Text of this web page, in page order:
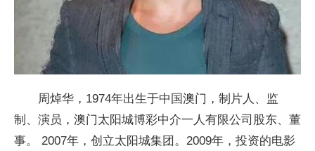
周焯华，1974年出生于中国澳门，制片人、监
制、演员，澳门太阳城博彩中介一人有限公司股东、董
事。 2007年，创立太阳城集团。2009年，投资的电影